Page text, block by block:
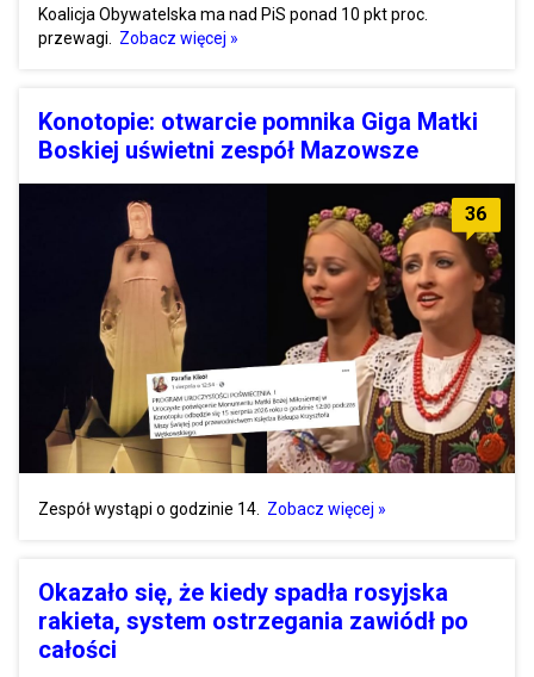
Koalicja Obywatelska ma nad PiS ponad 10 pkt proc.
przewagi.
Zobacz więcej »
Konotopie: otwarcie pomnika Giga Matki
Boskiej uświetni zespół Mazowsze
36
Zespół wystąpi o godzinie 14. Zobacz więcej »
Okazało się, że kiedy spadła rosyjska
rakieta, system ostrzegania zawiódł po
całości